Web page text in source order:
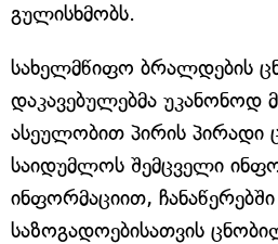
გულისხმობს.
სახელმწიფო ბრალდების
დაკავებულებმა უკანონოდ
ასეულობით პირის პირადი
საიდუმლოს შემცველი
ინფორმაციით, ჩანაწერებში
საზოგადოებისათვის